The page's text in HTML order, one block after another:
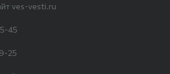
ves-vesti.ru
45
25